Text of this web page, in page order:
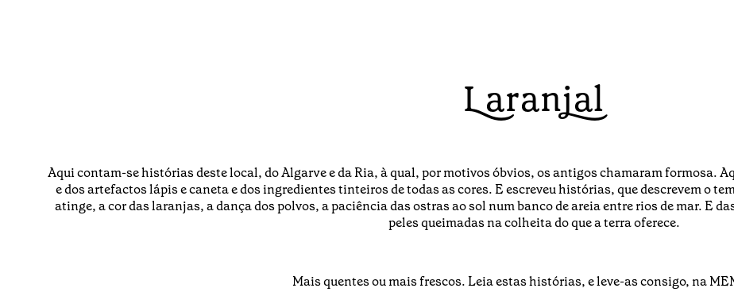
Laranjal
Aqui contam-se histórias deste local, do Algarve e da Ria, à qual, por motivos óbvios, os antigos chamaram formosa.
e dos artefactos lápis e caneta e dos ingredientes tinteiros de todas as cores. E escreveu histórias, que descrevem o
atinge, a cor das laranjas, a dança dos polvos, a paciência das ostras ao sol num banco de areia entre rios de mar. E
peles queimadas na colheita do que a terra oferece.
Mais quentes ou mais frescos. Leia estas histórias, e leve-as consigo, na